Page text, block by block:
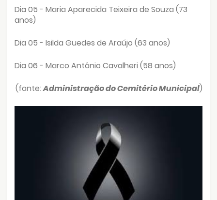
Dia 05 - Maria Aparecida Teixeira de Souza (73
anos)
Dia 05 - Isilda Guedes de Araújo (63 anos)
Dia 06 - Marco Antônio Cavalheri (58 anos)
(fonte:Administração do Cemitério Municipal)